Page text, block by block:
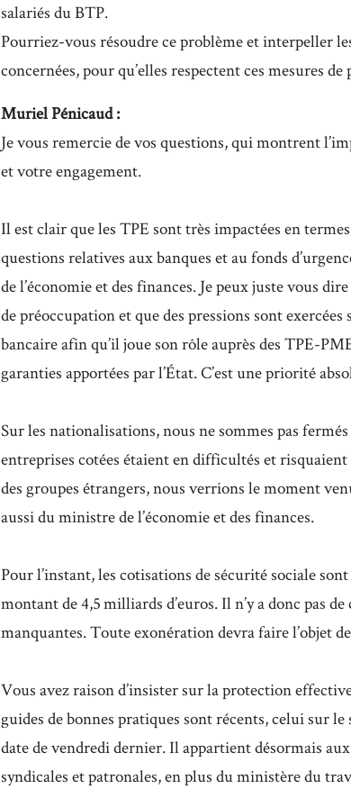
salariés du BTP.
Pourriez-vous résoudre ce problème et interpeller
concernées, pour qu’elles respectent ces mesures de
Muriel Pénicaud :
Je vous remercie de vos questions, qui montrent
et votre engagement.
Il est clair que les TPE sont très impactées en
questions relatives aux banques et au fonds
de l’économie et des finances. Je peux juste vous
de préoccupation et que des pressions sont
bancaire afin qu’il joue son rôle auprès des TPE-
garanties apportées par l’État. C’est une priorité
Sur les nationalisations, nous ne sommes pas
entreprises cotées étaient en difficultés et risquaient
des groupes étrangers, nous verrions le moment
aussi du ministre de l’économie et des finances.
Pour l’instant, les cotisations de sécurité sociale
montant de 4,5 milliards d’euros. Il n’y a donc pas
manquantes. Toute exonération devra faire l’objet
Vous avez raison d’insister sur la protection
guides de bonnes pratiques sont récents, celui sur
date de vendredi dernier. Il appartient désormais
syndicales et patronales, en plus du ministère du